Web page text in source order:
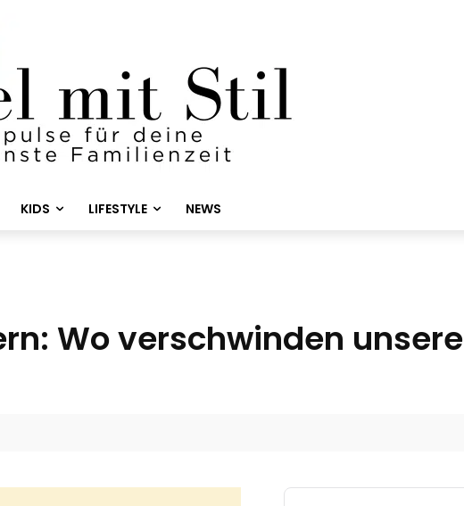
KIDS LIFESTYLE NEWS
Wo verschwinden unsere